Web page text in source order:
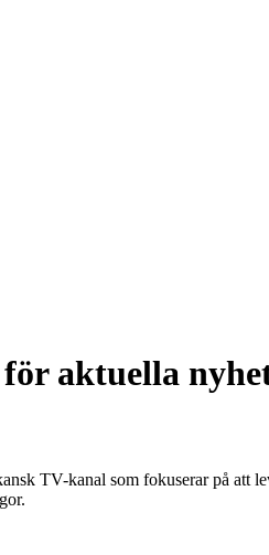
aktuella
TV-kanal som fokuserar på att